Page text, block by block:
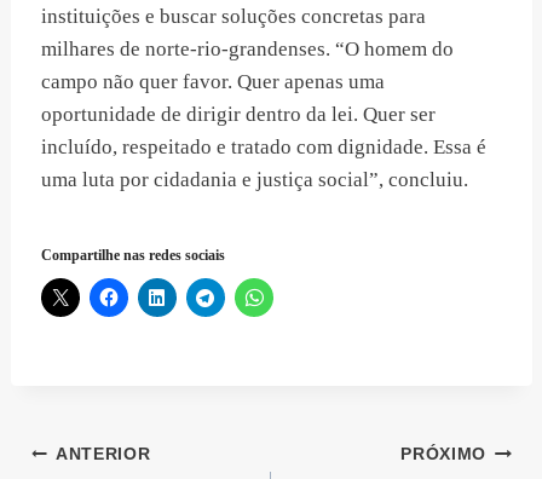
instituições e buscar soluções concretas para
milhares de norte-rio-grandenses. “O homem do
campo não quer favor. Quer apenas uma
oportunidade de dirigir dentro da lei. Quer ser
incluído, respeitado e tratado com dignidade. Essa é
uma luta por cidadania e justiça social”, concluiu.
Compartilhe nas redes sociais
Navegação
ANTERIOR PRÓXIMO